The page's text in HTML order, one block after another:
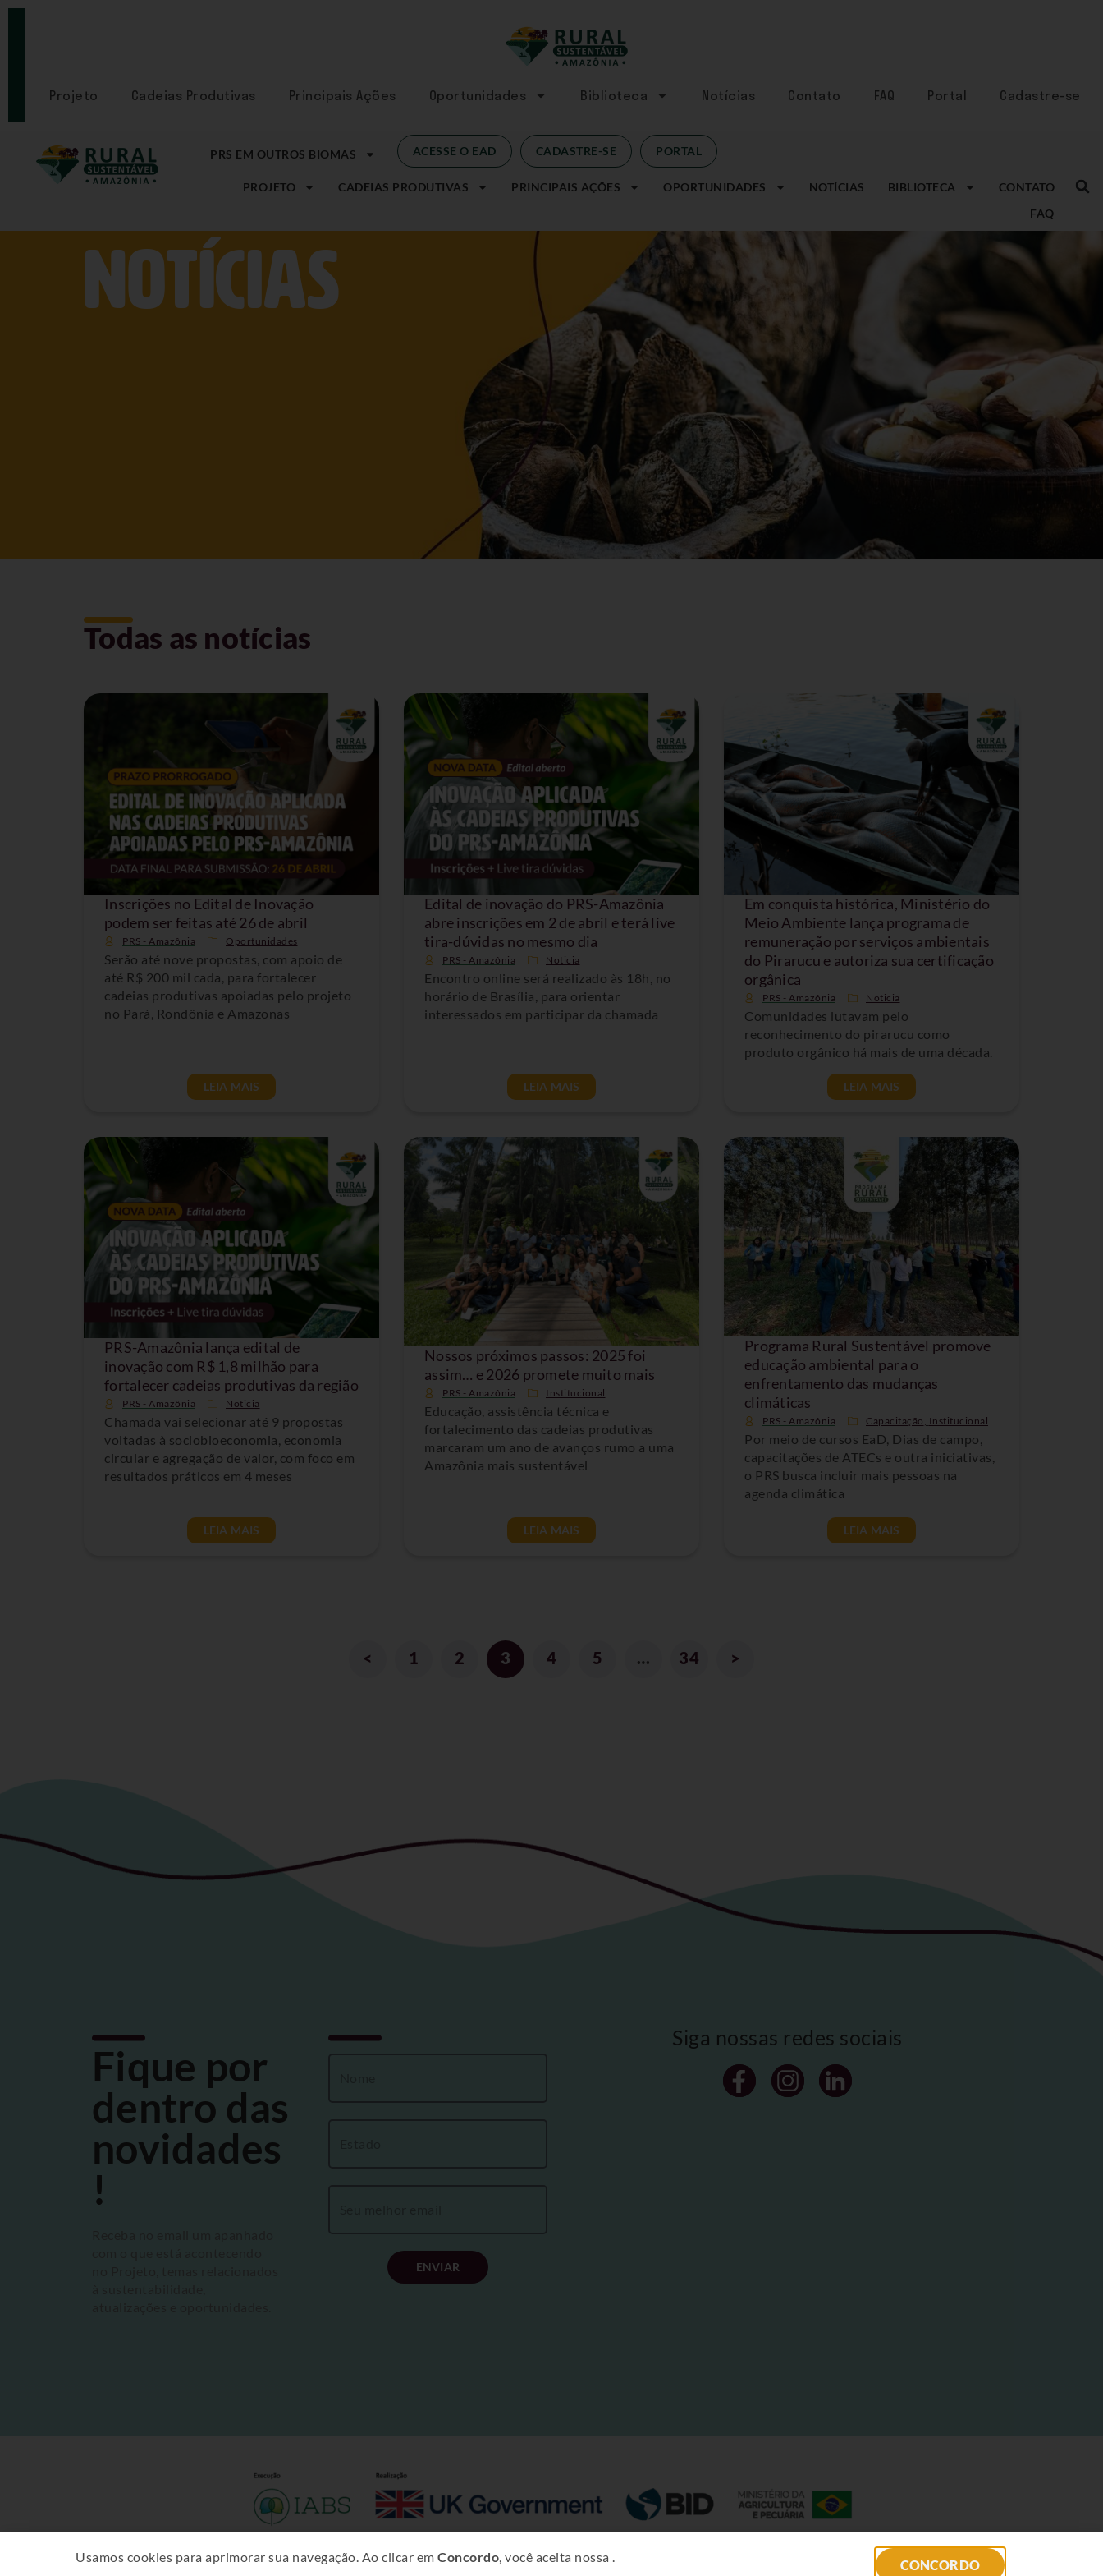
SE
Projeto Cadeias Produtivas Principais Ações Oportunidades Biblioteca Notícias Contato FAQ Portal Cadastre-se
PRS EM OUTROS BIOMAS ACESSE O EAD CADASTRE-SE PORTAL
PROJETO CADEIAS PRODUTIVAS PRINCIPAIS AÇÕES OPORTUNIDADES NOTÍCIAS BIBLIOTECA
CONTATO
FAQ
NOtícias
Todas as notícias
Inscrições no Edital de Inovação
podem ser feitas até 26 de abril
PRS - Amazônia Oportunidades
Serão até nove propostas, com apoio de
até R$ 200 mil cada, para fortalecer
cadeias produtivas apoiadas pelo projeto
no Pará, Rondônia e Amazonas
LEIA MAIS
Edital de inovação do PRS-Amazônia
abre inscrições em 2 de abril e terá live
tira-dúvidas no mesmo dia
PRS - Amazônia Noticia
Encontro online será realizado às 18h, no
horário de Brasília, para orientar
interessados em participar da chamada
LEIA MAIS
Em conquista histórica, Ministério do
Meio Ambiente lança programa de
remuneração por serviços ambientais
do Pirarucu e autoriza sua certificação
orgânica
PRS - Amazônia Noticia
Comunidades lutavam pelo
reconhecimento do pirarucu como
produto orgânico há mais de uma década.
LEIA MAIS
PRS-Amazônia lança edital de
inovação com R$ 1,8 milhão para
fortalecer cadeias produtivas da região
PRS - Amazônia Noticia
Chamada vai selecionar até 9 propostas
voltadas à sociobioeconomia, economia
circular e agregação de valor, com foco em
resultados práticos em 4 meses
LEIA MAIS
Nossos próximos passos: 2025 foi
assim… e 2026 promete muito mais
PRS - Amazônia Institucional
Educação, assistência técnica e
fortalecimento das cadeias produtivas
marcaram um ano de avanços rumo a uma
Amazônia mais sustentável
LEIA MAIS
Programa Rural Sustentável promove
educação ambiental para o
enfrentamento das mudanças
climáticas
PRS - Amazônia Capacitação Institucional
Por meio de cursos EaD, Dias de campo,
capacitações de ATECs e outra iniciativas,
o PRS busca incluir mais pessoas na
agenda climática
LEIA MAIS
< 1 2 3 4 5 … 34 >
Fique por
dentro das
novidades
!
ENVIAR
Siga nossas redes sociais
Copyright © 2025 – Projeto Rural Sustentável – Amazônia.
CONCORDO
Usamos cookies para aprimorar sua navegação. Ao clicar emConcordo, você aceita nossa.